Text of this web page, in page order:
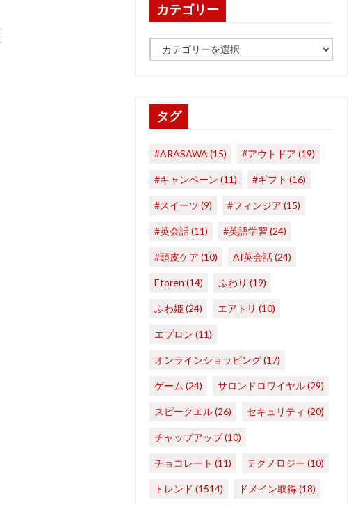
カテゴリー
タグ
#ARASAWA (15) #アウトドア (19)
#キャンペーン (11) #ギフト (16)
#スイーツ (9) #フィンジア (15)
#英会話(11) #英語学習 (24)
#頭皮ケア (10) AI英会話(24)
Etoren (14) ふわり (19)
ふわ姫(24) エアトリ (10)
エプロン (11)
オンラインショッピング(17)
ゲーム (24) サロンドロワイヤル(29)
スピークエル(26) セキュリティ (20)
チャップアップ(10)
チョコレート (11) テクノロジー (10)
トレンド (1514) ドメイン取得(18)